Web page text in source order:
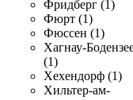
Фридберг (1)
Фюрт (1)
Фюссен (1)
Хагнау-
(1)
Хехендорф (1)
Хильтер-ам-